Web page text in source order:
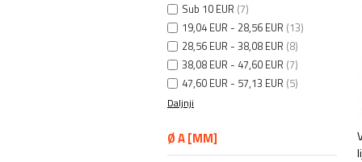
Sub 10 EUR (7)
19,04 EUR - 28,56 EUR (13)
28,56 EUR - 38,08 EUR (8)
38,08 EUR - 47,60 EUR (7)
47,60 EUR - 57,13 EUR (5)
Daljnji
Ø A [MM]